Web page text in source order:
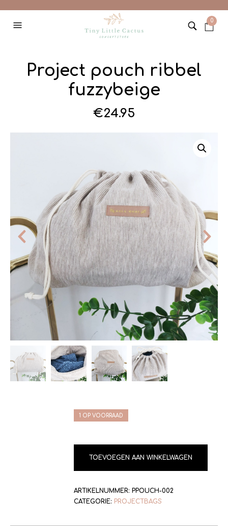
0
Project pouch ribbel
fuzzybeige
€24.95
1 OP VOORRAAD
TOEVOEGEN AAN WINKELWAGEN
ARTIKELNUMMER: PPOUCH-002
CATEGORIE: PROJECTBAGS